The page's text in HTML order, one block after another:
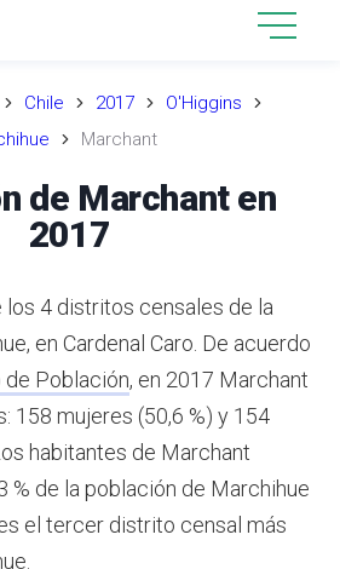
Chile 2017
O'Higgins
Marchant
de Marchant en
2017
los 4 distritos censales de la
en Cardenal Caro. De acuerdo
de Población, en 2017 Marchant
158 mujeres (50,6 %) y 154
habitantes de Marchant
% de la población de Marchihue
el tercer distrito censal más